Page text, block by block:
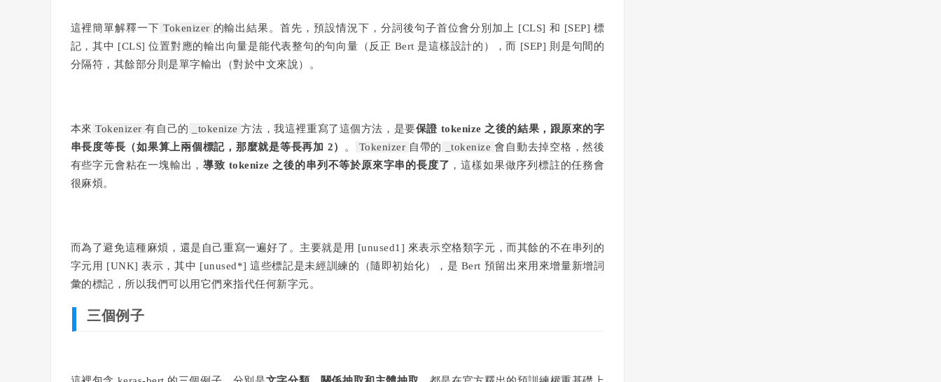
這裡簡單解釋一下 Tokenizer 的輸出結果。首先，預設情況下，分詞後句子首位會分別加上 [CLS] 和 [SEP] 標
記，其中 [CLS] 位置對應的輸出向量是能代表整句的句向量（反正 Bert 是這樣設計的），而 [SEP] 則是句間的
分隔符，其餘部分則是單字輸出（對於中文來說）。
本來 Tokenizer有自己的 _tokenize方法，我這裡重寫了這個方法，是要保證 tokenize 之後的結果，跟原來的字
串長度等長（如果算上兩個標記，那麼就是等長再加 2）
。 Tokenizer 自帶的 _tokenize會自動去掉空格，然後
有些字元會粘在一塊輸出，導致 tokenize 之後的串列不等於原來字串的長度了 ，這樣如果做序列標註的任務會
很麻煩。
而為了避免這種麻煩，還是自己重寫一遍好了。主要就是用 [unused1] 來表示空格類字元，而其餘的不在串列的
字元用 [UNK] 表示，其中 [unused*] 這些標記是未經訓練的（隨即初始化），是 Bert 預留出來用來增量新增詞
彙的標記，所以我們可以用它們來指代任何新字元。
三個例子